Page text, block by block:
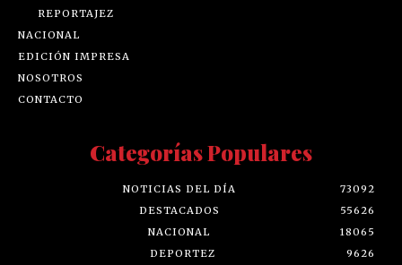
REPORTAJEZ
NACIONAL
EDICIÓN IMPRESA
NOSOTROS
CONTACTO
Categorías Populares
NOTICIAS DEL DÍA
73092
DESTACADOS
55626
NACIONAL
18065
DEPORTEZ
9626